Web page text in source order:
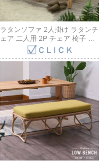
ラタンソファ 2人掛け ラタンチ
ェア 二人用 2P チェア 椅子 い
す おしゃれ 籐 ラタン 木製 北
欧 アジアン モダン ナチュラル
おしゃれ 完成品 BREEZE ブリ
ーズ sunflower rattan サンフラ
ワーラタン D1292NX